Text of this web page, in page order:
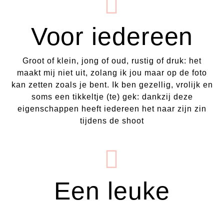
Voor iedereen
Groot of klein, jong of oud, rustig of druk: het
maakt mij niet uit, zolang ik jou maar op de foto
kan zetten zoals je bent. Ik ben gezellig, vrolijk en
soms een tikkeltje (te) gek: dankzij deze
eigenschappen heeft iedereen het naar zijn zin
tijdens de shoot
Een leuke